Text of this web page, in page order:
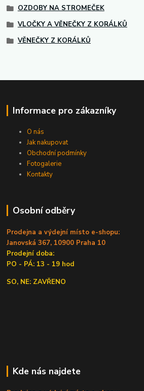
OZDOBY NA STROMEČEK
VLOČKY A VĚNEČKY Z KORÁLKŮ
VĚNEČKY Z KORÁLKŮ
Informace pro zákazníky
O nás
Jak nakupovat
Obchodní podmínky
Fotogalerie
Kontakty
Osobní odběry
Prodejna a výdejní místo e-shopu:
Janovská 367, 10900 Praha 10
Prodejní doba:
PO - PÁ: 13 - 19 hod
SO, NE: ZAVŘENO
Kde nás najdete